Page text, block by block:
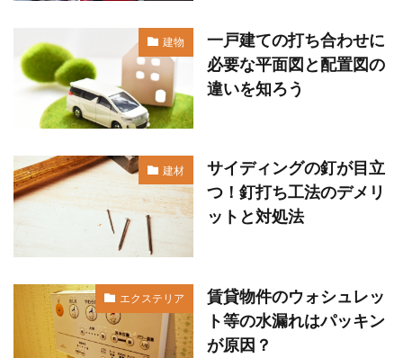
建物
一戸建ての打ち合わせに
必要な平面図と配置図の
違いを知ろう
建材
サイディングの釘が目立
つ！釘打ち工法のデメリ
ットと対処法
エクステリア
賃貸物件のウォシュレッ
ト等の水漏れはパッキン
が原因？